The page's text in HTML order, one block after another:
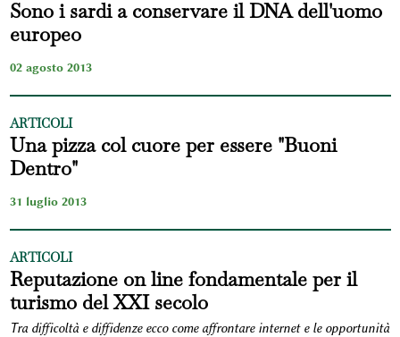
Sono i sardi a conservare il DNA dell'uomo
europeo
02 agosto 2013
ARTICOLI
Una pizza col cuore per essere "Buoni
Dentro"
31 luglio 2013
ARTICOLI
Reputazione on line fondamentale per il
turismo del XXI secolo
Tra difficoltà e diffidenze ecco come affrontare internet e le opportunità